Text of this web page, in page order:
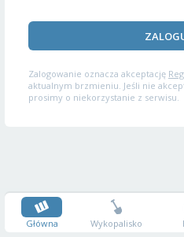
Zalogowanie oznacza akceptację
aktualnym brzmieniu. Jeśli nie
prosimy o niekorzystanie z serwisu.
Główna Wykopalisko